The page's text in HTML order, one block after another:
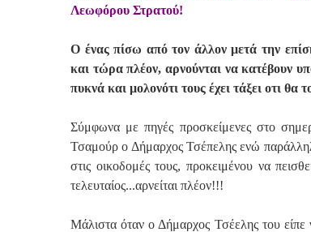
Λεωφόρου Στρατού!
Ο ένας πίσω από τον άλλον μετά την
και τώρα πλέον, αρνούνται να κατέβουν
πυκνά και μολονότι τους έχει τάξει οτι
Σύμφωνα με πηγές προσκείμενες στο
Τσαμούρ ο Δήμαρχος Τσέπελης ενώ
στις οικοδομές τους, προκειμένου να
τελευταίος...αρνείται πλέον!!!
Μάλιστα όταν ο Δήμαρχος Τσέελης του